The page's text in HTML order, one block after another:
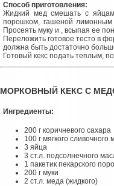
Способ приготовления:
Жидкий мед смешать с
порошком, гашеной лимонным
Просеять муку и , всыпая ее
Переложить готовое тесто в
должна быть достаточно
Готовый кекс подать теплым,
МОРКОВНЫЙ КЕКС С
Ингредиенты:
200 г коричневого сахара
100 г мягкого сливочного
3 яйца
3 ст.л. подсолнечного
1 пакетик пекарского
200 г муки
2 ст.л. меда (жидкого)